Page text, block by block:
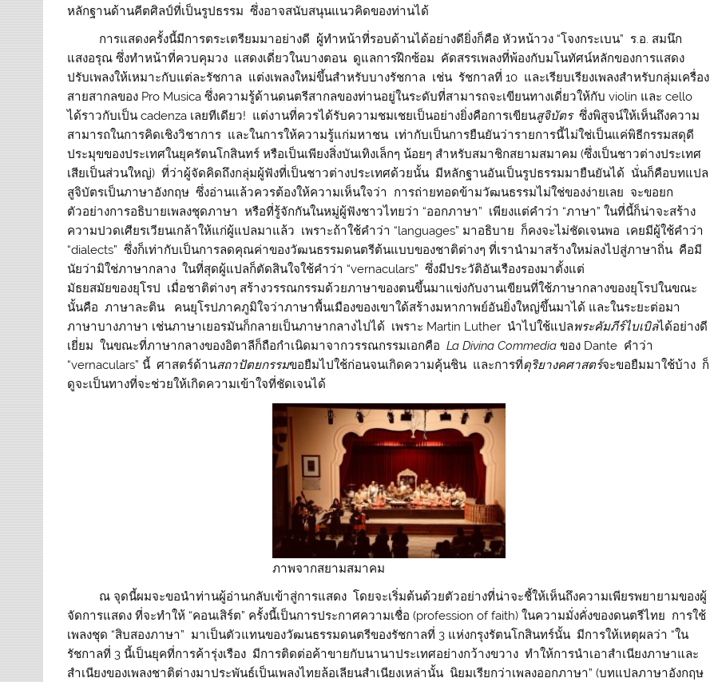
หลักฐานด้านคีตศิลป์ที่เป็นรูปธรรม ซึ่งอาจสนับสนุนแนวคิดของท่านได้
การแสดงครั้งนี้มีการตระเตรียมมาอย่างดี ผู้ทำหน้าที่รอบด้านได้อย่างดียิ่งก็คือ หัวหน้าวง “โจงกระเบน” ร.อ. สมนึก
แสงอรุณ ซึ่งทำหน้าที่ควบคุมวง แสดงเดี่ยวในบางตอน ดูแลการฝึกซ้อม คัดสรรเพลงที่พ้องกับมโนทัศน์หลักของการแสดง
ปรับเพลงให้เหมาะกับแต่ละรัชกาล แต่งเพลงใหม่ขึ้นสำหรับบางรัชกาล เช่น รัชกาลที่ 10 และเรียบเรียงเพลงสำหรับกลุ่มเครื่อง
สายสากลของ Pro Musica ซึ่งความรู้ด้านดนตรีสากลของท่านอยู่ในระดับที่สามารถจะเขียนทางเดี่ยวให้กับ violin และ cello
ได้ราวกับเป็น cadenza เลยทีเดียว! แต่งานที่ควรได้รับความชมเชยเป็นอย่างยิ่งคือการเขียนสูจิบัตรซึ่งพิสูจน์ให้เห็นถึงความ
สามารถในการคิดเชิงวิชาการ และในการให้ความรู้แก่มหาชน เท่ากับเป็นการยืนยันว่ารายการนี้ไม่ใช่เป็นแค่พิธีกรรมสดุดี
ประมุขของประเทศในยุครัตนโกสินทร์ หรือเป็นเพียงสิ่งบันเทิงเล็กๆ น้อยๆ สำหรับสมาชิกสยามสมาคม (ซึ่งเป็นชาวต่างประเทศ
เสียเป็นส่วนใหญ่) ที่ว่าผู้จัดคิดถึงกลุ่มผู้ฟังที่เป็นชาวต่างประเทศด้วยนั้น มีหลักฐานอันเป็นรูปธรรมมายืนยันได้ นั่นก็คือบทแปล
สูจิบัตรเป็นภาษาอังกฤษ ซึ่งอ่านแล้วควรต้องให้ความเห็นใจว่า การถ่ายทอดข้ามวัฒนธรรมไม่ใช่ของง่ายเลย จะขอยก
ตัวอย่างการอธิบายเพลงชุดภาษา หรือที่รู้จักกันในหมู่ผู้ฟังชาวไทยว่า “ออกภาษา” เพียงแต่คำว่า “ภาษา” ในที่นี้ก็น่าจะสร้าง
ความปวดเศียรเวียนเกล้าให้แก่ผู้แปลมาแล้ว เพราะถ้าใช้คำว่า “languages” มาอธิบาย ก็คงจะไม่ชัดเจนพอ เคยมีผู้ใช้คำว่า
“dialects” ซึ่งก็เท่ากับเป็นการลดคุณค่าของวัฒนธรรมดนตรีต้นแบบของชาติต่างๆ ที่เรานำมาสร้างใหม่ลงไปสู่ภาษาถิ่น คือมี
นัยว่ามิใช่ภาษากลาง ในที่สุดผู้แปลก็ตัดสินใจใช้คำว่า “vernaculars” ซึ่งมีประวัติอันเรืองรองมาตั้งแต่
มัธยสมัยของยุโรป เมื่อชาติต่างๆ สร้างวรรณกรรมด้วยภาษาของตนขึ้นมาแข่งกับงานเขียนที่ใช้ภาษากลางของยุโรปในขณะ
นั้นคือ ภาษาละติน คนยุโรปภาคภูมิใจว่าภาษาพื้นเมืองของเขาใด้สร้างมหากาพย์อันยิ่งใหญ่ขึ้นมาได้ และในระยะต่อมา
ภาษาบางภาษา เช่นภาษาเยอรมันก็กลายเป็นภาษากลางไปได้ เพราะ Martin Luther นำไปใช้แปลพระคัมภีร์ไบเบิลได้อย่างดี
เยี่ยม ในขณะที่ภาษากลางของอิตาลีก็ถือกำเนิดมาจากวรรณกรรมเอกคือLa Divina Commedia ของ Dante คำว่า
“vernaculars” นี้ ศาสตร์ด้านสถาปัตยกรรมขอยืมไปใช้ก่อนจนเกิดความคุ้นชิน และการที่ดุริยางคศาสตร์จะขอยืมมาใช้บ้าง ก็
ดูจะเป็นทางที่จะช่วยให้เกิดความเข้าใจที่ชัดเจนได้
ภาพจากสยามสมาคม
ณ จุดนี้ผมจะขอนำท่านผู้อ่านกลับเข้าสู่การแสดง โดยจะเริ่มต้นด้วยตัวอย่างที่น่าจะชี้ให้เห็นถึงความเพียรพยายามของผู้
จัดการแสดง ที่จะทำให้ “คอนเสิร์ต” ครั้งนี้เป็นการประกาศความเชื่อ (profession of faith) ในความมั่งคั่งของดนตรีไทย การใช้
เพลงชุด “สิบสองภาษา” มาเป็นตัวแทนของวัฒนธรรมดนตรีของรัชกาลที่ 3 แห่งกรุงรัตนโกสินทร์นั้น มีการให้เหตุผลว่า “ใน
รัชกาลที่ 3 นี้เป็นยุคที่การค้ารุ่งเรือง มีการติดต่อค้าขายกับนานาประเทศอย่างกว้างขวาง ทำให้การนำเอาสำเนียงภาษาและ
สำเนียงของเพลงชาติต่างมาประพันธ์เป็นเพลงไทยล้อเลียนสำเนียงเหล่านั้น นิยมเรียกว่าเพลงออกภาษา” (บทแปลภาษาอังกฤษ